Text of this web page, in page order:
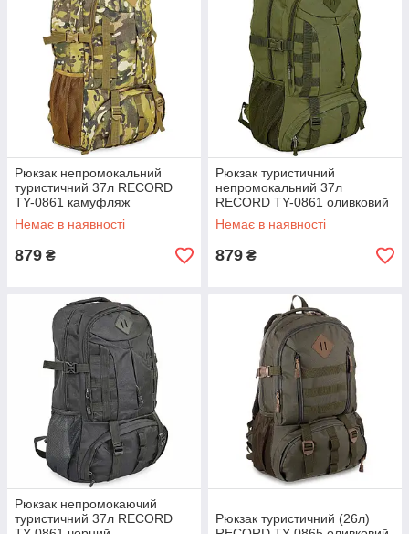
Рюкзак непромокальний
туристичний 37л RECORD
TY-0861 камуфляж
Немає в наявності
879 ₴
Рюкзак туристичний
непромокальний 37л
RECORD TY-0861 оливковий
Немає в наявності
879 ₴
Рюкзак непромокаючий
туристичний 37л RECORD
Рюкзак туристичний (26л)